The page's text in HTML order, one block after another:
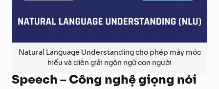
Natural Language Understanding cho phép máy móc
hiểu và diễn giải ngôn ngữ con người
Speech – Công nghệ giọng nói